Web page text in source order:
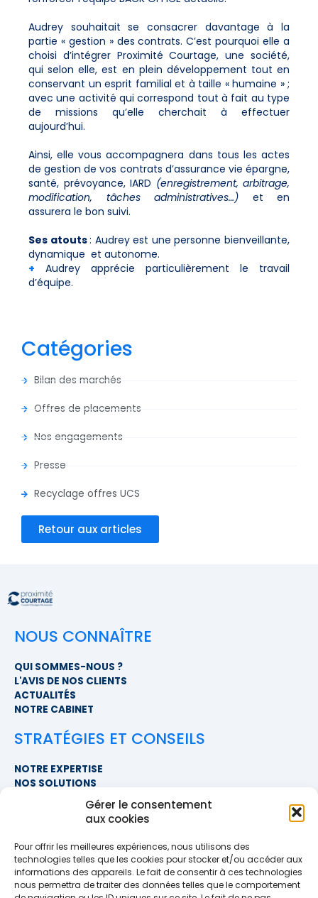
Gérer le consentement
aux cookies
Pour offrir les meilleures expériences, nous utilisons des
technologies telles que les cookies pour stocker et/ou accéder aux
informations des appareils. Le fait de consentir à ces technologies
nous permettra de traiter des données telles que le comportement
Audrey souhaitait se consacrer davantage à la
partie « gestion » des contrats. C’est pourquoi elle a
choisi d’intégrer Proximité Courtage, une société,
qui selon elle, est en plein développement tout en
conservant un esprit familial et à taille « humaine » ;
avec une activité qui correspond tout à fait au type
de missions qu’elle cherchait à effectuer
aujourd’hui.
Ainsi, elle vous accompagnera dans tous les actes
de gestion de vos contrats d’assurance vie épargne,
santé, prévoyance, IARD (enregistrement, arbitrage,
modification, tâches administratives…) et en
assurera le bon suivi.
Ses atouts: Audrey est une personne bienveillante,
dynamique et autonome.
+ Audrey apprécie particulièrement le travail
d’équipe.
Catégories
Bilan des marchés
Offres de placements
Nos engagements
Presse
Recyclage offres UCS
Retour aux articles
NOUS CONNAÎTRE
QUI SOMMES-NOUS ?
L'AVIS DE NOS CLIENTS
ACTUALITÉS
NOTRE CABINET
STRATÉGIES ET CONSEILS
NOTRE EXPERTISE
NOS SOLUTIONS
NOUS CONTACTER
SIÈGE SOCIAL
PROXIMITÉ COURTAGE
678 BOULEVARD DES HUNAUDIÈRES
72230 RUAUDIN